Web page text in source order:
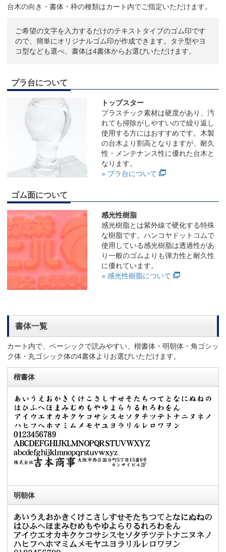
台木の向き・書体・枠の種類はカート内でご指定いただけます。
ご希望の文字を入力するだけのテキストタイプのゴム印です
ので、簡単にオリジナルゴム印が作成できます。タテ型やヨ
コ型なども選べ、書体は4書体からお選びいただけます。
プラ台について
トップスター
プラスチック素材は硬度があり、汚
れても掃除がしやすいので繰り返し
使用する方にはおすすめです。木製
の台木より割高となりますが、耐久
性・メンテナンス性に優れた台木と
なります。
» プラ台について
ゴム面について
感光性樹脂
感光樹脂とは紫外線で硬化する特殊
な樹脂です。ハンコヤドットコムで
使用している感光樹脂は透過性があ
り一般のゴムよりも弾力性と耐久性
に優れています。
» 感光性樹脂について
書体一覧
カート内で、ベーシックで読みやすい、楷書体・明朝体・角ゴシッ
ク体・丸ゴシック体の4書体よりお選びいただけます。
楷書体
明朝体